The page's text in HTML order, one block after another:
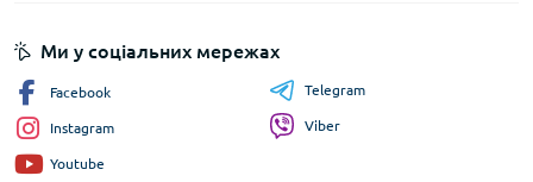
Ми у соціальних мережах
Facebook
Instagram
Youtube
Telegram
Viber